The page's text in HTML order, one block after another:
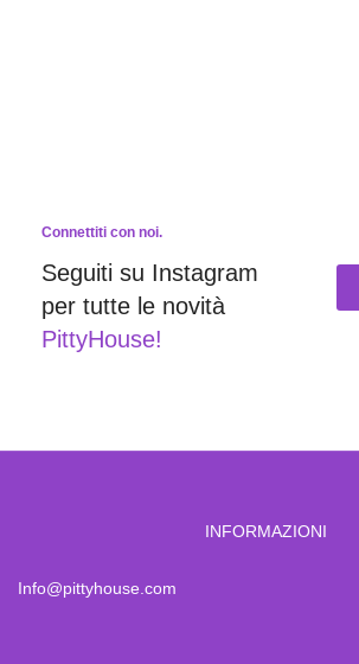
Connettiti con noi.
Seguiti su Instagram
per tutte le novità
PittyHouse!
INFORMAZIONI
Info@pittyhouse.com